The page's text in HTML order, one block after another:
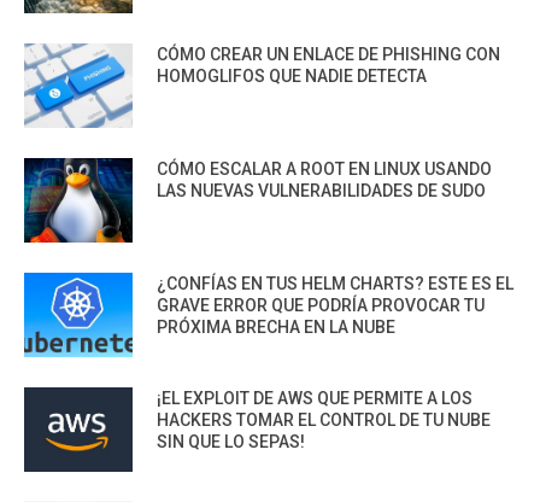
CÓMO CREAR UN ENLACE DE PHISHING CON
HOMOGLIFOS QUE NADIE DETECTA
CÓMO ESCALAR A ROOT EN LINUX USANDO
LAS NUEVAS VULNERABILIDADES DE SUDO
¿CONFÍAS EN TUS HELM CHARTS? ESTE ES EL
GRAVE ERROR QUE PODRÍA PROVOCAR TU
PRÓXIMA BRECHA EN LA NUBE
¡EL EXPLOIT DE AWS QUE PERMITE A LOS
HACKERS TOMAR EL CONTROL DE TU NUBE
SIN QUE LO SEPAS!